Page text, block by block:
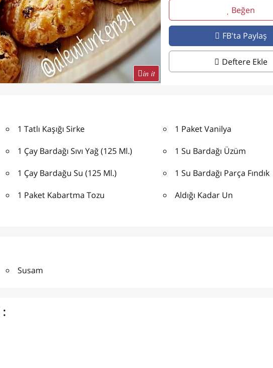
in it
Beğen
FB'ta Paylaş
Deftere Ekle
1 Tatlı Kaşığı Sirke
1 Çay Bardağı Sıvı Yağ (125 Ml.)
1 Çay Bardağu Su (125 Ml.)
1 Paket Kabartma Tozu
1 Paket Vanilya
1 Su Bardağı Üzüm
1 Su Bardağı Parça Fındık
Aldığı Kadar Un
Susam